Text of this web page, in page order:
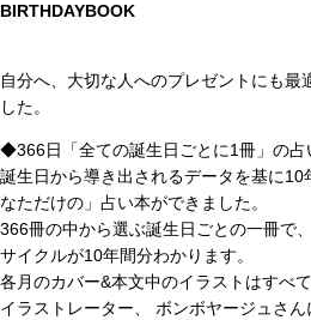
BIRTHDAYBOOK
自分へ、大切な人へのプレゼントにも最
した。
◆366日「全ての誕生日ごとに1冊」の
誕生日から導き出されるデータを基に
なただけの」占い本ができました。
366冊の中から選ぶ誕生日ごとの一冊で
サイクルが10年間分わかります。
各月のカバー&本文中のイラストはすべ
イラストレーター、 ボンボヤージュさ